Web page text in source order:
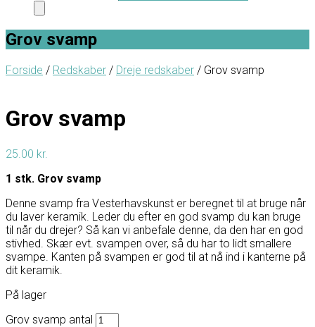
Grov svamp
Forside / Redskaber / Dreje redskaber / Grov svamp
Grov svamp
25.00 kr.
1 stk. Grov svamp
Denne svamp fra Vesterhavskunst er beregnet til at bruge når
du laver keramik. Leder du efter en god svamp du kan bruge
til når du drejer? Så kan vi anbefale denne, da den har en god
stivhed. Skær evt. svampen over, så du har to lidt smallere
svampe. Kanten på svampen er god til at nå ind i kanterne på
dit keramik.
På lager
Grov svamp antal